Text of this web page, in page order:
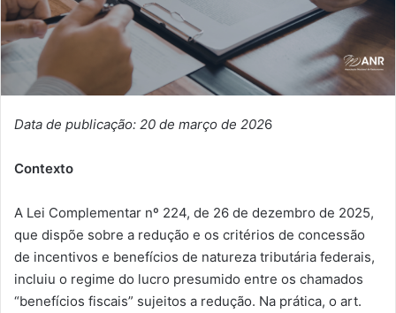
Data de publicação: 20 de março de 2026
Contexto
A Lei Complementar nº 224, de 26 de dezembro de 2025,
que dispõe sobre a redução e os critérios de concessão
de incentivos e benefícios de natureza tributária federais,
incluiu o regime do lucro presumido entre os chamados
“benefícios fiscais” sujeitos a redução. Na prática, o art.